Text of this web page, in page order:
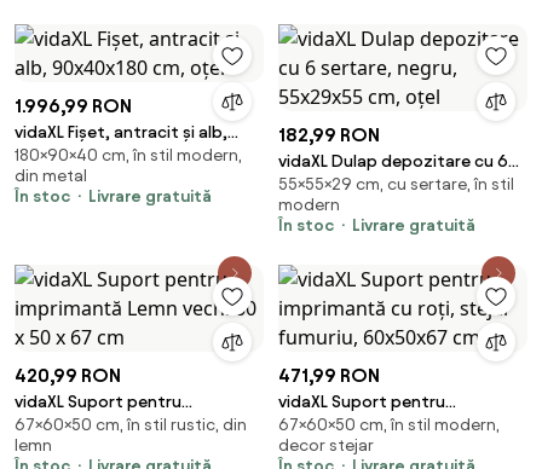
| Aosom Romania
1.996,99 RON
vidaXL Fișet, antracit și alb,
90x40x180 cm, oțel
180×90×40 cm, în stil modern,
din metal
În stoc
Livrare gratuită
182,99 RON
vidaXL Dulap depozitare cu 6
sertare, negru, 55x29x55 cm,
oțel
55×55×29 cm, cu sertare, în stil
modern
În stoc
Livrare gratuită
420,99 RON
vidaXL Suport pentru
imprimantă Lemn vechi 60 x 50
x 67 cm
67×60×50 cm, în stil rustic, din
lemn
471,99 RON
vidaXL Suport pentru
imprimantă cu roți, stejar
fumuriu, 60x50x67 cm
67×60×50 cm, în stil modern,
decor stejar